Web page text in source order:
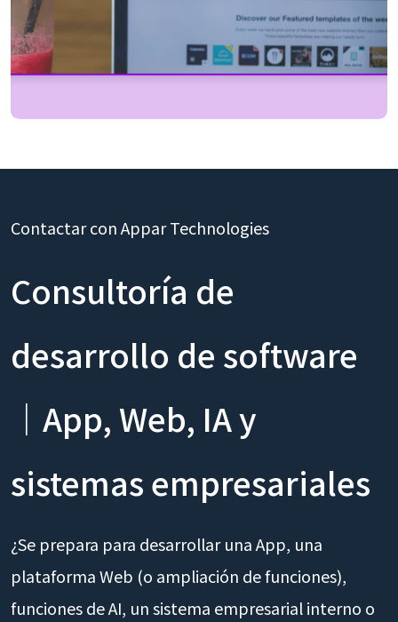
Contactar con Appar Technologies
Consultoría de
desarrollo de software
｜App, Web, IA y
sistemas empresariales
¿Se prepara para desarrollar una App, una
plataforma Web (o ampliación de funciones),
funciones de AI, un sistema empresarial interno o